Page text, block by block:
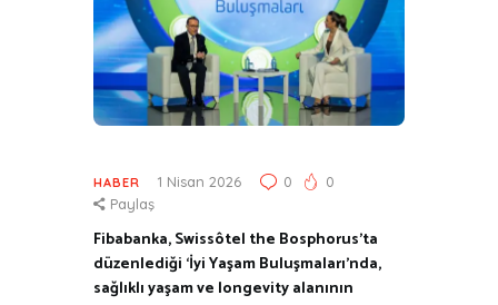
HABER 1 Nisan 2026 0
0
Paylaş
Fibabanka, Swissôtel the Bosphorus’ta
düzenlediği ‘İyi Yaşam Buluşmaları’nda,
sağlıklı yaşam ve longevity alanının